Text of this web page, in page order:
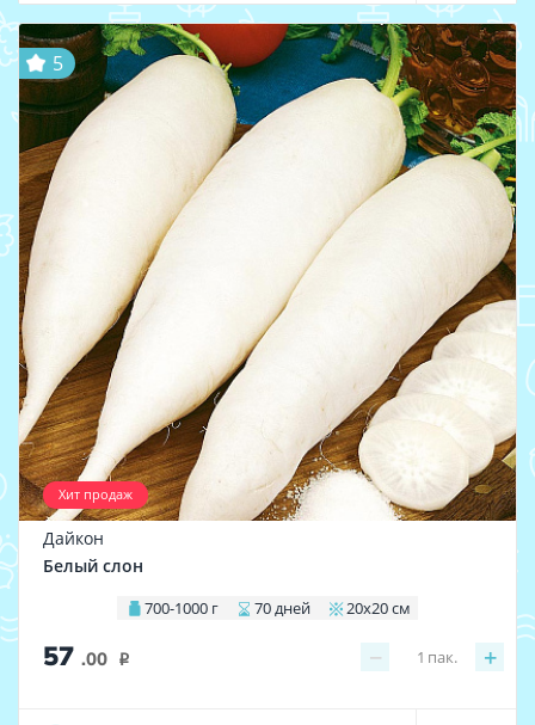
Хит продаж
5
Дайкон
Белый слон
700-1000 г 70 дней 20х20 см
57 .00 i − +
1 пак.